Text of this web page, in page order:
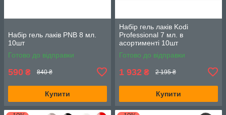
Набір гель лаків PNB 8 мл.
10шт
Готово до відправки
590 ₴ 840 ₴
Купити
Набір гель лаків Kodi
Professional 7 мл. в
асортименті 10шт
Готово до відправки
1 932 ₴ 2 195 ₴
Купити